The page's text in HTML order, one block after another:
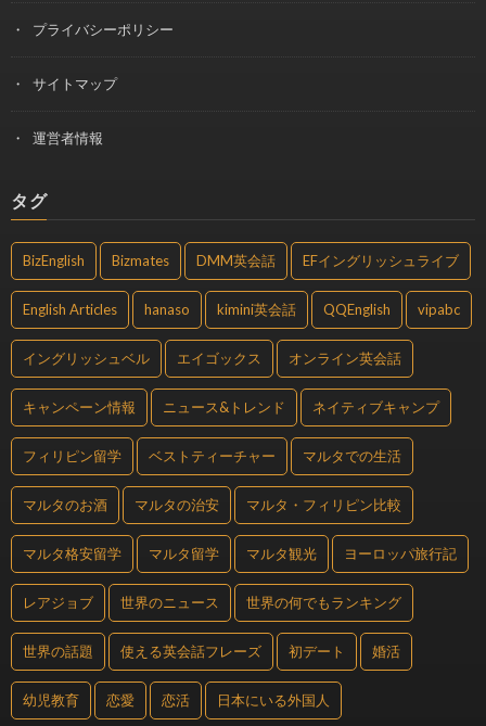
プライバシーポリシー
サイトマップ
運営者情報
タグ
BizEnglish Bizmates DMM英会話 EFイングリッシュライブ
English Articles hanaso kimini英会話 QQEnglish vipabc
イングリッシュベル エイゴックス オンライン英会話
キャンペーン情報 ニュース&トレンド ネイティブキャンプ
フィリピン留学 ベストティーチャー マルタでの生活
マルタのお酒 マルタの治安 マルタ・フィリピン比較
マルタ格安留学 マルタ留学 マルタ観光 ヨーロッパ旅行記
レアジョブ 世界のニュース 世界の何でもランキング
世界の話題 使える英会話フレーズ 初デート 婚活
幼児教育 恋愛 恋活 日本にいる外国人